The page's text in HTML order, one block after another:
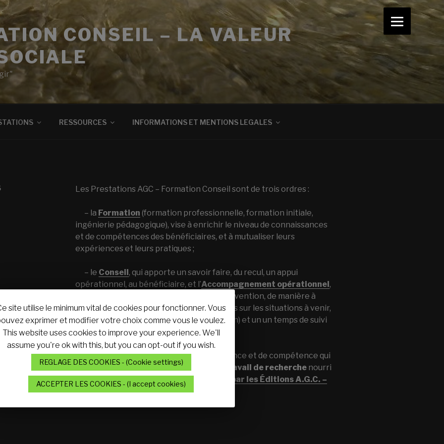
CONSEIL – LA VALEUR
RESSOURCES INFORMATIONS ET MENTIONS LEGALES
Les Prestations AGC – Formation Conseil sont de trois ordres :
– la Formation (formation professionnelle, formation initiale,
ingénierie pédagogique), vise à enrichir le niveau de connaissances
et de compétences des bénéficiaires, et à mutualiser leurs
expériences et leurs pratiques ;
– le Conseil, qui apporte un savoir faire, du recul, un appui
opérationnel, au bénéficiaire, et l’Accompagnement opérationnel,
qui combine les deux autres formes d’intervention, de manière à
amener les bénéficiaires à être autonomes sur les situations à venir,
après un temps d’apprentissage (formation) et un un temps de suivi
pratique (conseil) ;
LaPromotiondes éléments de connaissance et de compétence qui
émergent des réalisations, à travers un
travail de recherchenourri
par plus de 700 cas de conflits, et
par les Éditions A.G.C. –
V.R.S..
site utilise le minimum vital de cookies pour fonctionner. Vous
exprimer et modifier votre choix comme vous le voulez.
This website uses cookies to improve your experience. We'll
assume you're ok with this, but you can opt-out if you wish.
REGLAGE DES COOKIES - (Cookie settings)
ACCEPTER LES COOKIES - (I accept cookies)